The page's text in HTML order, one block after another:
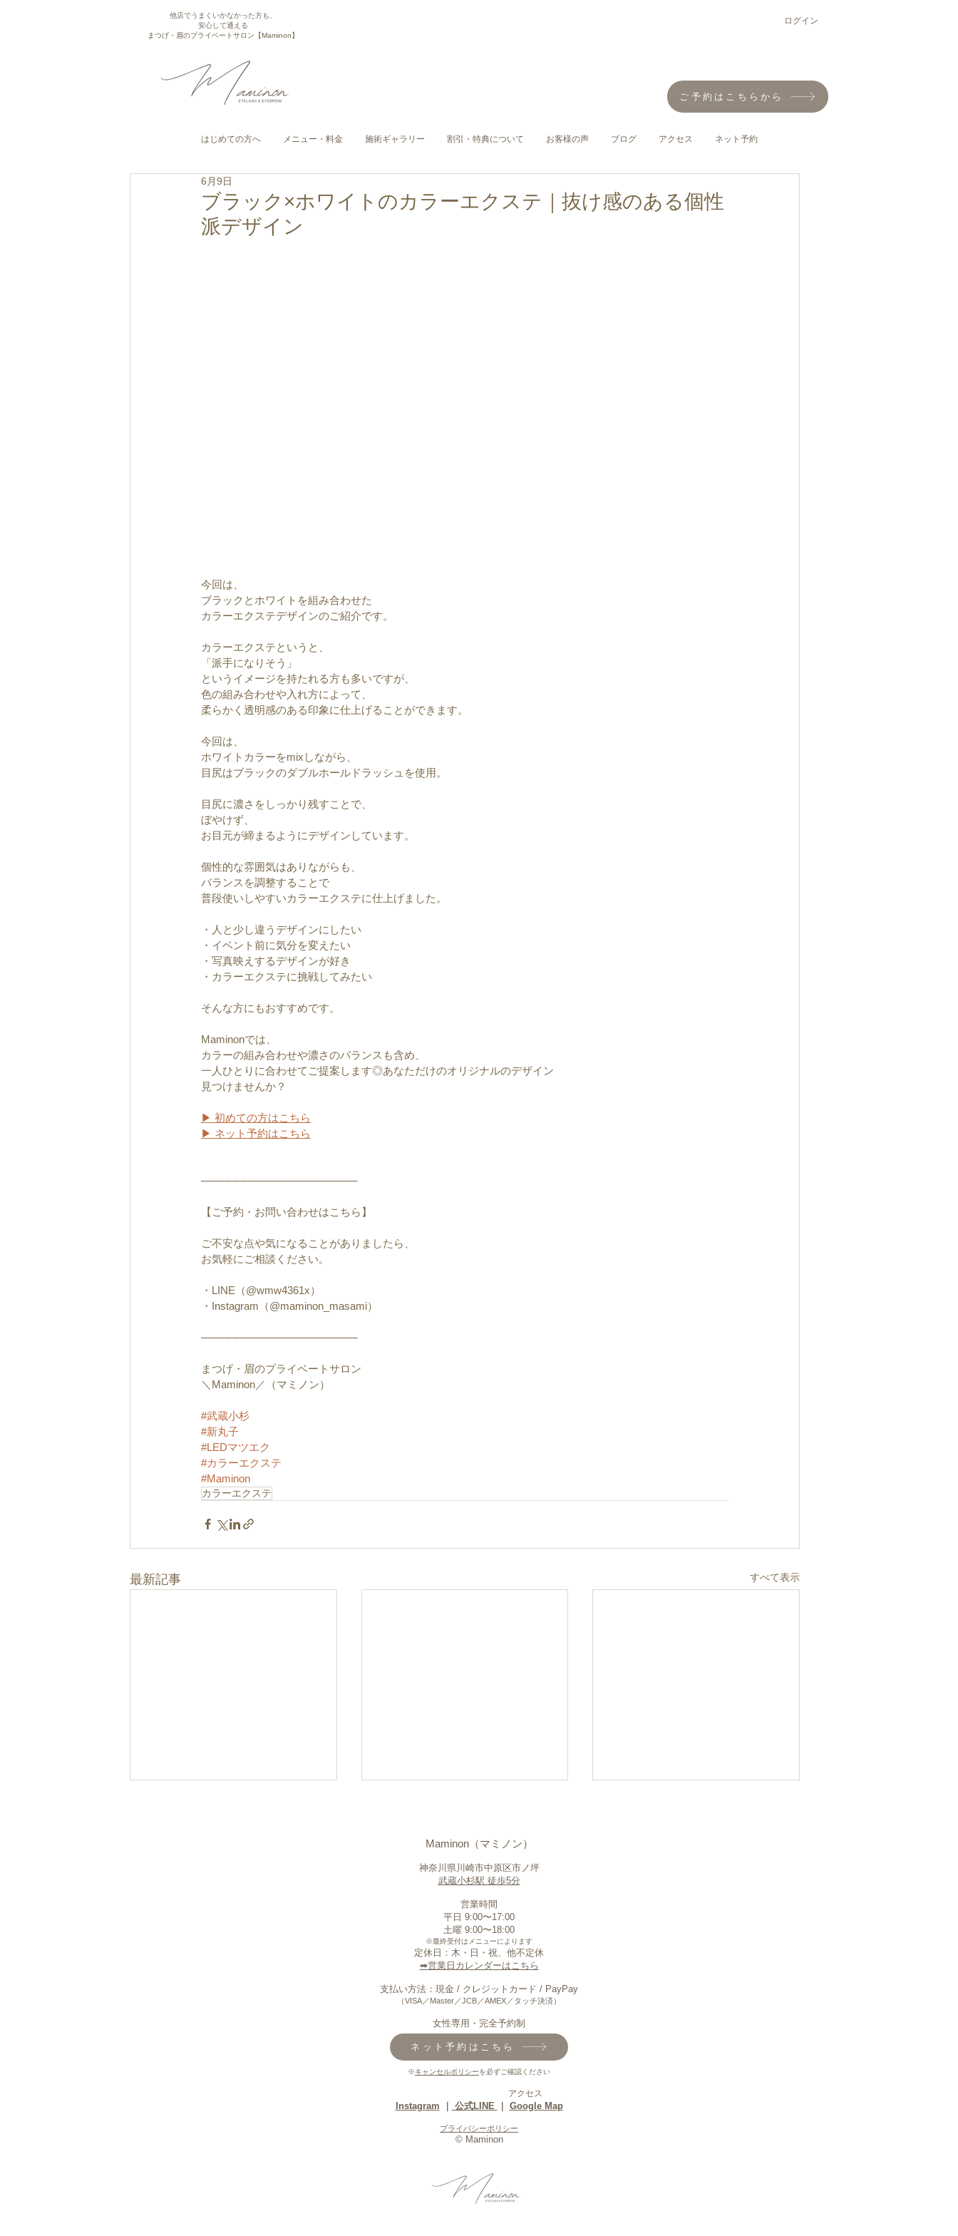
他店でうまくいかなかった方も、
安心して通える
まつげ・眉のプライベートサロン【Maminon】
ログイン
ご予約はこちらから
はじめての方へ メニュー・料金 施術ギャラリー 割引・特典について お客様の声 ブログ アクセス ネット予約
ブラック×ホワイトのカラーエクステ｜抜け感のある個性
派デザイン
6月9日
今回は、
ブラックとホワイトを組み合わせた
カラーエクステデザインのご紹介です。
カラーエクステというと、
「派手になりそう」
というイメージを持たれる方も多いですが、
色の組み合わせや入れ方によって、
柔らかく透明感のある印象に仕上げることができます。
今回は、
ホワイトカラーをmixしながら、
目尻はブラックのダブルホールドラッシュを使用。
目尻に濃さをしっかり残すことで、
ぼやけず、
お目元が締まるようにデザインしています。
個性的な雰囲気はありながらも、
バランスを調整することで
普段使いしやすいカラーエクステに仕上げました。
・人と少し違うデザインにしたい
・イベント前に気分を変えたい
・写真映えするデザインが好き
・カラーエクステに挑戦してみたい
そんな方にもおすすめです。
Maminonでは、
カラーの組み合わせや濃さのバランスも含め、
一人ひとりに合わせてご提案します◎あなただけのオリジナルのデザイン
見つけませんか？
▶ 初めての方はこちら
▶ ネット予約はこちら
────────────────────
【ご予約・お問い合わせはこちら】
ご不安な点や気になることがありましたら、
お気軽にご相談ください。
・LINE（@wmw4361x）
・Instagram（@maminon_masami）
────────────────────
まつげ・眉のプライベートサロン
＼Maminon／（マミノン）
#武蔵小杉
#新丸子
#LEDマツエク
#カラーエクステ
#Maminon
カラーエクステ
最新記事 すべて表示
敏感肌でも眉WAXはできる？
肌に配慮した眉WAXをご提案
します
Maminon（マミノン）
神奈川県川崎市中原区市ノ坪
武蔵小杉駅 徒歩5分
営業時間
平日 9:00〜17:00
​土曜 9:00〜18:00
※最終受付はメニューによります
定休日：木・日・祝、他不定休
​➡︎営業日カレンダーはこちら
支払い方法：現金 / クレジットカード / PayPay
（VISA／Master／JCB／AMEX／タッチ決済）
​女性専用・完全予約制
ネット予約はこちら
※キャンセルポリシーを必ずご確認ください
​アクセス
Instagram 公式LINE Google Map
プライバシーポリシー
©︎ Maminon